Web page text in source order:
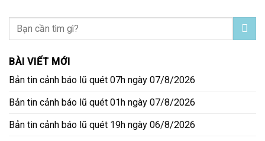
BÀI VIẾT MỚI
Bản tin cảnh báo lũ quét 07h ngày 07/8/2026
Bản tin cảnh báo lũ quét 01h ngày 07/8/2026
Bản tin cảnh báo lũ quét 19h ngày 06/8/2026